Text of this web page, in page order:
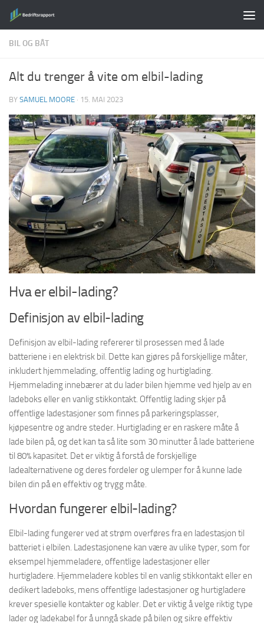
Skip to content
BIL OG BÅT
Alt du trenger å vite om elbil-lading
BY SAMUEL MOORE · 15. MAI 2023
Hva er elbil-lading?
Definisjon av elbil-lading
Definisjon av elbil-lading refererer til prosessen med å lade
batteriene i en elektrisk bil. Dette kan gjøres på forskjellige måter,
inkludert hjemmelading, offentlig lading og hurtiglading.
Hjemmelading innebærer at du lader bilen hjemme ved hjelp av en
ladeboks eller en vanlig stikkontakt. Offentlig lading skjer på
offentlige ladestasjoner som finnes på parkeringsplasser,
kjøpesentre og andre steder. Hurtiglading er en raskere måte å
lade bilen på, og det kan ta så lite som 30 minutter å lade batteriene
til 80% kapasitet. Det er viktig å forstå de forskjellige
ladealternativene og deres fordeler og ulemper for å kunne lade
bilen din på en effektiv og trygg måte.
Hvordan fungerer elbil-lading?
Elbil-lading fungerer ved at strøm overføres fra en ladestasjon til
batteriet i elbilen. Ladestasjonene kan være av ulike typer, som for
eksempel hjemmeladere, offentlige ladestasjoner eller
hurtigladere. Hjemmeladere kobles til en vanlig stikkontakt eller en
dedikert ladeboks, mens offentlige ladestasjoner og hurtigladere
krever spesielle kontakter og kabler. Det er viktig å velge riktig type
lader og ladekabel for å unngå skade på bilen og sikre effektiv